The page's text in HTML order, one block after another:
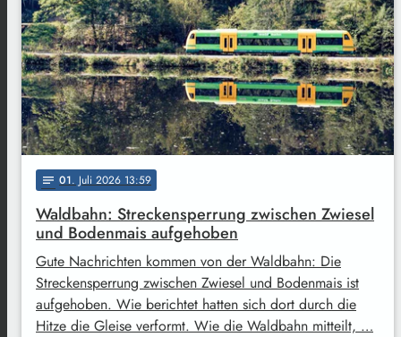
notes 01. Juli 2026 13:59
Waldbahn: Streckensperrung zwischen Zwiesel
und Bodenmais aufgehoben
Gute Nachrichten kommen von der Waldbahn: Die
Streckensperrung zwischen Zwiesel und Bodenmais ist
aufgehoben. Wie berichtet hatten sich dort durch die
Hitze die Gleise verformt. Wie die Waldbahn mitteilt, …